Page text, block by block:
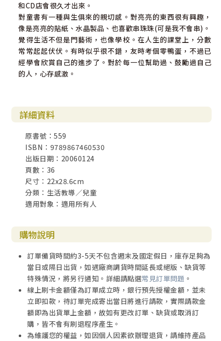
和CD店會很久才出來。
對童書有一種與生俱來的親切感。對亮亮的東西很有興趣，
像是亮亮的貼紙、水晶製品、也喜歡串珠珠(可是我不會串)。
覺得生活不但是門藝術，也像學校。在人生的課堂上，分數
常常起起伏伏。有時似乎很不錯，友時考個零鴨蛋，不過已
經學會欣賞自己的進步了。對於每一位幫助過、鼓勵過自己
的人，心存感激。
詳細資料
原書號：559
ISBN：9789867460530
出版日期：20060124
頁數：36
尺寸：22x28.6cm
分類：生活教導／兒童
適用對象：適用所有人
購物說明
訂單備貨時間約3-5天不包含週末及國定假日，庫存足夠為
當日或隔日出貨，如遇廠商調貨時間延長或絕版、缺貨等
特殊情況，將另行通知。詳細請點選常見訂單問題 。
線上刷卡金額僅為訂單成立時，銀行預先授權金額，並未
立即扣款，待訂單完成寄出當日將進行請款，實際請款金
額即為出貨單上金額，故如有更改訂單、缺貨或取消訂
購，皆不會有刷退程序產生。
為維護您的權益，如因個人因素欲辦理退貨，請維持產品